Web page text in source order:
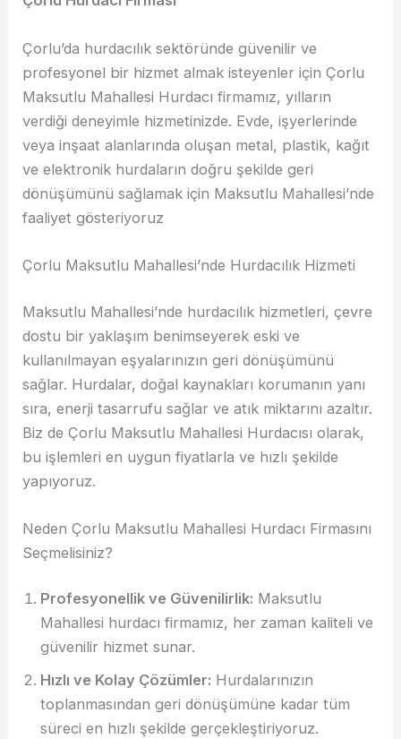
Çorlu’da hurdacılık sektöründe güvenilir ve
profesyonel bir hizmet almak isteyenler için Çorlu
Maksutlu Mahallesi Hurdacı firmamız, yılların
verdiği deneyimle hizmetinizde. Evde, işyerlerinde
veya inşaat alanlarında oluşan metal, plastik, kağıt
ve elektronik hurdaların doğru şekilde geri
dönüşümünü sağlamak için Maksutlu Mahallesi’nde
faaliyet gösteriyoruz
Çorlu Maksutlu Mahallesi’nde Hurdacılık Hizmeti
Maksutlu Mahallesi’nde hurdacılık hizmetleri, çevre
dostu bir yaklaşım benimseyerek eski ve
kullanılmayan eşyalarınızın geri dönüşümünü
sağlar. Hurdalar, doğal kaynakları korumanın yanı
sıra, enerji tasarrufu sağlar ve atık miktarını azaltır.
Biz de Çorlu Maksutlu Mahallesi Hurdacısı olarak,
bu işlemleri en uygun fiyatlarla ve hızlı şekilde
yapıyoruz.
Neden Çorlu Maksutlu Mahallesi Hurdacı Firmasını
Seçmelisiniz?
Profesyonellik ve Güvenilirlik: Maksutlu
Mahallesi hurdacı firmamız, her zaman kaliteli ve
güvenilir hizmet sunar.
Hızlı ve Kolay Çözümler: Hurdalarınızın
toplanmasından geri dönüşümüne kadar tüm
süreci en hızlı şekilde gerçekleştiriyoruz.